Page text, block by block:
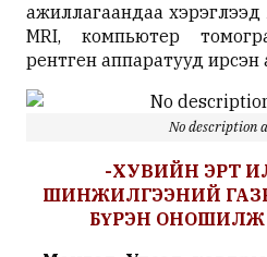
ажиллагаандаа
MRI, компьютер
рентген аппаратууд
No description
-ХУВИЙН ЭРТ
ШИНЖИЛГЭЭНИЙ
БҮРЭН